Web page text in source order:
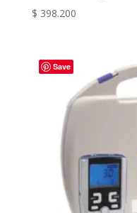
$ 398.200
Save